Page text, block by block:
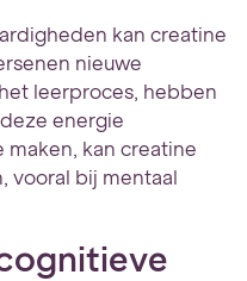
kan creatine
nieuwe
leerproces, hebben
energie
kan creatine
vooral bij mentaal